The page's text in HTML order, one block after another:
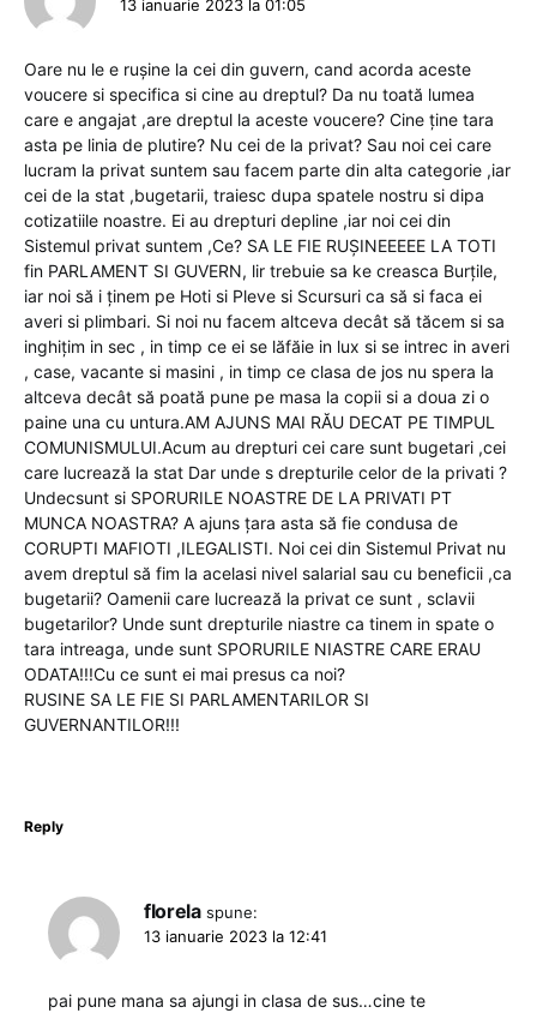
13 ianuarie 2023 la 01:05
Oare nu le e rușine la cei din guvern, cand acorda aceste
voucere si specifica si cine au dreptul? Da nu toată lumea
care e angajat ,are dreptul la aceste voucere? Cine ține tara
asta pe linia de plutire? Nu cei de la privat? Sau noi cei care
lucram la privat suntem sau facem parte din alta categorie ,iar
cei de la stat ,bugetarii, traiesc dupa spatele nostru si dipa
cotizatiile noastre. Ei au drepturi depline ,iar noi cei din
Sistemul privat suntem ,Ce? SA LE FIE RUȘINEEEEE LA TOTI
fin PARLAMENT SI GUVERN, lir trebuie sa ke creasca Burțile,
iar noi să i ținem pe Hoti si Pleve si Scursuri ca să si faca ei
averi si plimbari. Si noi nu facem altceva decât să tăcem si sa
inghițim in sec , in timp ce ei se lăfăie in lux si se intrec in averi
, case, vacante si masini , in timp ce clasa de jos nu spera la
altceva decât să poată pune pe masa la copii si a doua zi o
paine una cu untura.AM AJUNS MAI RĂU DECAT PE TIMPUL
COMUNISMULUI.Acum au drepturi cei care sunt bugetari ,cei
care lucrează la stat Dar unde s drepturile celor de la privati ?
Undecsunt si SPORURILE NOASTRE DE LA PRIVATI PT
MUNCA NOASTRA? A ajuns țara asta să fie condusa de
CORUPTI MAFIOTI ,ILEGALISTI. Noi cei din Sistemul Privat nu
avem dreptul să fim la acelasi nivel salarial sau cu beneficii ,ca
bugetarii? Oamenii care lucrează la privat ce sunt , sclavii
bugetarilor? Unde sunt drepturile niastre ca tinem in spate o
tara intreaga, unde sunt SPORURILE NIASTRE CARE ERAU
ODATA!!!Cu ce sunt ei mai presus ca noi?
RUSINE SA LE FIE SI PARLAMENTARILOR SI
GUVERNANTILOR!!!
Reply
florela spune:
13 ianuarie 2023 la 12:41
pai pune mana sa ajungi in clasa de sus…cine te